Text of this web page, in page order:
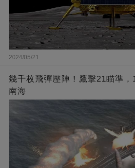
2024/05/21
幾千枚飛彈壓陣！鷹擊21瞄準
南海